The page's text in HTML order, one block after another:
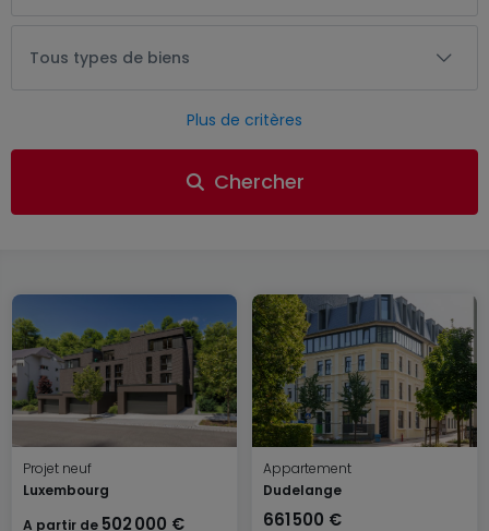
Tous types de biens
Plus de critères
Chercher
Projet neuf
Luxembourg
A partir de 502 000 €
Appartement
Dudelange
661 500 €